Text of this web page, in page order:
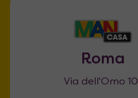
Roma
Via dell'Omo 101